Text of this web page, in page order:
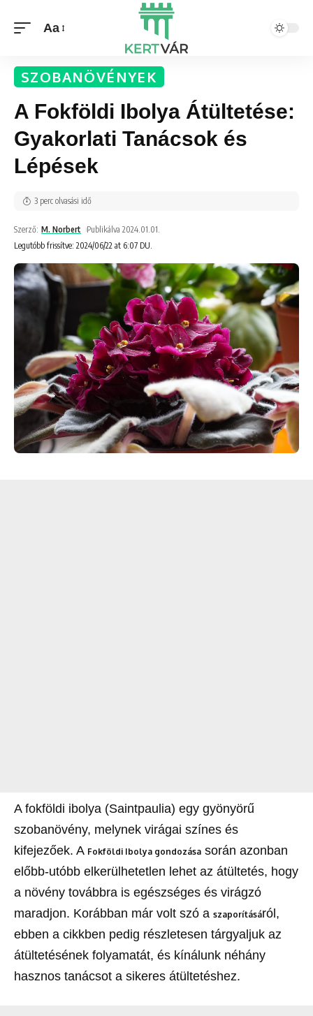
Aa
SZOBANÖVÉNYEK
A Fokföldi Ibolya Átültetése:
Gyakorlati Tanácsok és
Lépések
Legutóbb frissítve: 2024/06/22 at 6:07 DU.
Szerző: M. Norbert Publikálva 2024.01.01.
3 perc olvasási idő
A fokföldi ibolya (Saintpaulia) egy gyönyörű
szobanövény, melynek virágai színes és
kifejezőek. A Fokföldi Ibolya gondozása során azonban
előbb-utóbb elkerülhetetlen lehet az átültetés, hogy
a növény továbbra is egészséges és virágzó
maradjon. Korábban már volt szó a szaporításáról,
ebben a cikkben pedig részletesen tárgyaljuk az
átültetésének folyamatát, és kínálunk néhány
hasznos tanácsot a sikeres átültetéshez.